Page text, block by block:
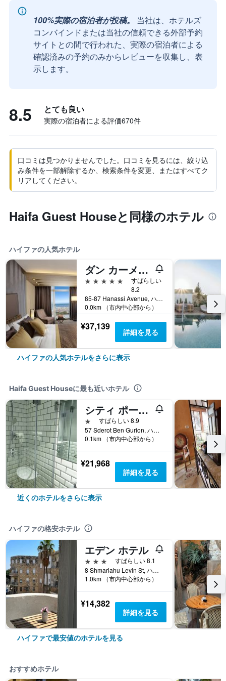
100%実際の宿泊者が投稿。
当社は、ホテルズ
コンバインドまたは当社の信頼できる外部予約
サイトとの間で行われた、実際の宿泊者による
確認済みの予約のみからレビューを収集し、表
示します。
8.5 とても良い
実際の宿泊者による評価670​件
口コミは見つかりませんでした。口コミを見るには、絞り込
み条件を一部解除するか、検索条件を変更、またはすべてク
リアしてください。
Haifa Guest Houseと同様のホテル
ハイファの人気ホテル
ダン カーメル ハイファ
5つ星
すばらしい
8.2
85-87 Hanassi Avenue, ハイファ, ハイファ地区, イスラエル
0.0km （市内中心部から）
¥37,139 詳細を見る
ハイファの人気ホテルをさらに表示
Haifa Guest Houseに最も近いホテル
シティ ポート ホテル
1つ星すばらしい 8.9
57 Sderot Ben Gurion, ハイファ, ハイファ地区, イスラエル
0.1km （市内中心部から）
¥21,968
詳細を見る
近くのホテルをさらに表示
ハイファの格安ホテル
エデン ホテル
3つ星
すばらしい 8.1
8 Shmariahu Levin St, ハイファ, ハイファ地区, イスラエル
1.0km （市内中心部から）
¥14,382
詳細を見る
ハイファで最安値のホテルを見る
おすすめホテル